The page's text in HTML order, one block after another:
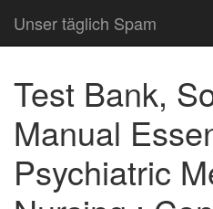
Unser täglich Spam
Test Bank,
Manual
Psychiatric